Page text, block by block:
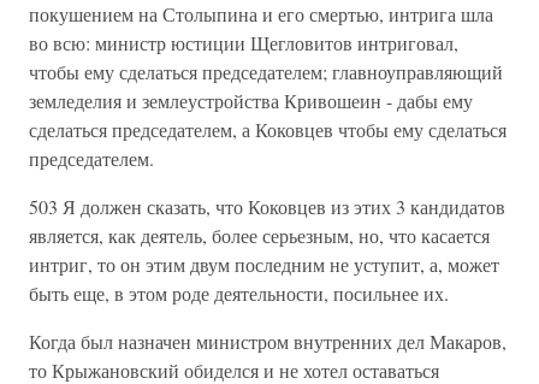
покушением на Столыпина и его смертью, интрига шла
во всю: министр юстиции Щегловитов интриговал,
чтобы ему сделаться председателем; главноуправляющий
земледелия и землеустройства Кривошеин - дабы ему
сделаться председателем, а Коковцев чтобы ему сделаться
председателем.
503 Я должен сказать, что Коковцев из этих 3 кандидатов
является, как деятель, более серьезным, но, что касается
интриг, то он этим двум последним не уступит, а, может
быть еще, в этом роде деятельности, посильнее их.
Когда был назначен министром внутренних дел Макаров,
то Крыжановский обиделся и не хотел оставаться